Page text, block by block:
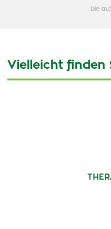
Die
Vielleicht finden